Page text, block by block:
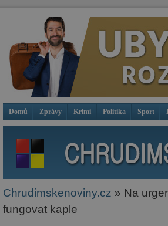
Domů Zprávy Krimi Politika Sport
Chrudimskenoviny.cz » Na
fungovat kaple